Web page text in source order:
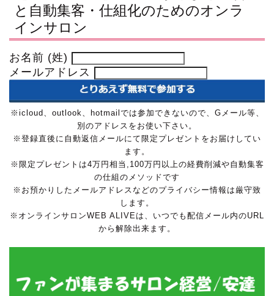
と自動集客・仕組化のためのオンラ
インサロン
お名前 (姓)
メールアドレス
※icloud、outlook、hotmailでは参加できないので、Gメール等、
別のアドレスをお使い下さい。
※登録直後に自動返信メールにて限定プレゼントをお届けしてい
ます。
※限定プレゼントは4万円相当,100万円以上の経費削減や自動集客
の仕組のメソッドです
※お預かりしたメールアドレスなどのプライバシー情報は厳守致
します。
※オンラインサロンWEB ALIVEは、いつでも配信メール内のURL
から解除出来ます。